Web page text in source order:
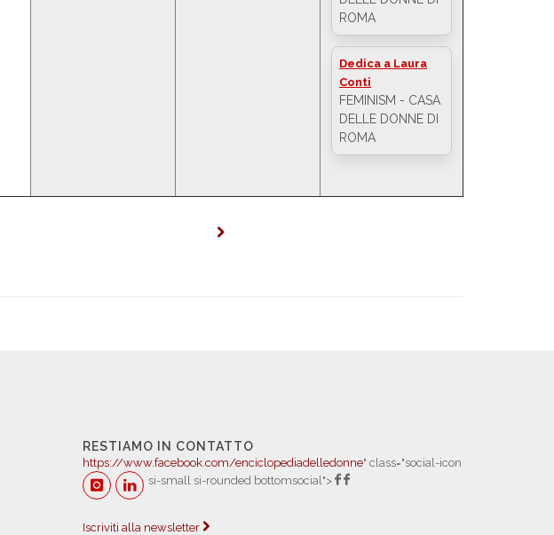
ROMA
Dedica a Laura
Conti
FEMINISM - CASA
DELLE DONNE DI
ROMA
RESTIAMO IN CONTATTO
https://www.facebook.com/enciclopediadelledonne" class="social-icon
si-small si-rounded bottomsocial">
Iscriviti alla newsletter